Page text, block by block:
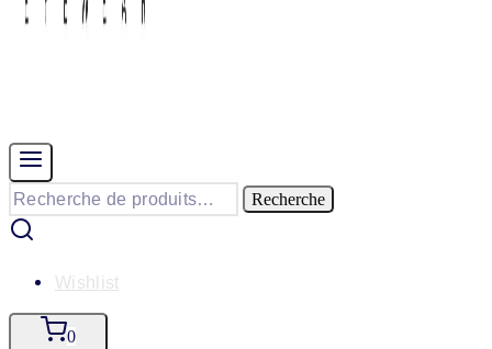
Recherche
pour :
Recherche
Wishlist
0